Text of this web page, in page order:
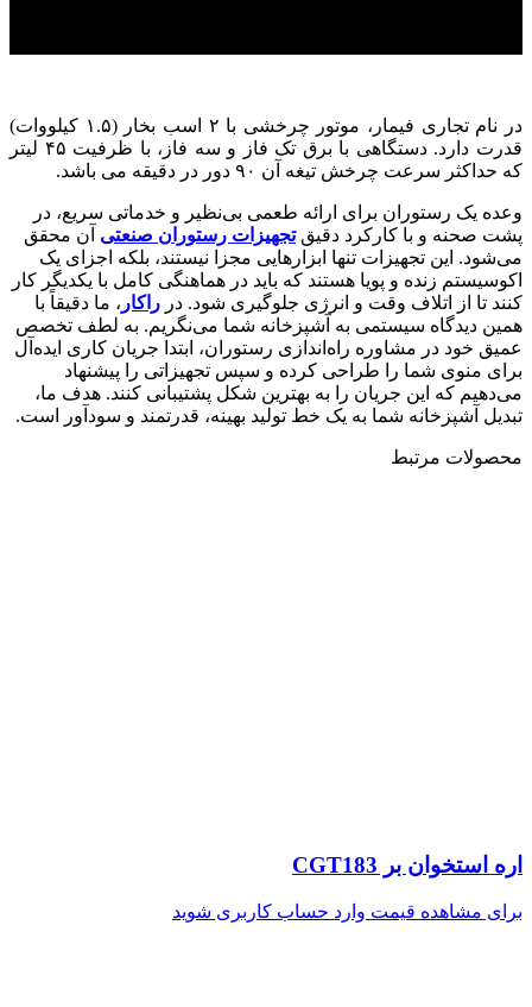
در نام تجاری فیمار، موتور چرخشی با ۲ اسب بخار (۱.۵ کیلووات)
قدرت دارد. دستگاهی با برق تک فاز و سه فاز، با ظرفیت ۴۵ لیتر
که حداکثر سرعت چرخش تیغه آن ۹۰ دور در دقیقه می باشد.
وعده یک رستوران برای ارائه طعمی بی‌نظیر و خدماتی سریع، در
پشت صحنه و با کارکرد دقیقتجهیزات رستوران صنعتی آن محقق
می‌شود. این تجهیزات تنها ابزارهایی مجزا نیستند، بلکه اجزای یک
اکوسیستم زنده و پویا هستند که باید در هماهنگی کامل با یکدیگر کار
کنند تا از اتلاف وقت و انرژی جلوگیری شود. در راکار ، ما دقیقاً با
همین دیدگاه سیستمی به آشپزخانه شما می‌نگریم. به لطف تخصص
عمیق خود در مشاوره راه‌اندازی رستوران، ابتدا جریان کاری ایده‌آل
برای منوی شما را طراحی کرده و سپس تجهیزاتی را پیشنهاد
می‌دهیم که این جریان را به بهترین شکل پشتیبانی کنند. هدف ما،
تبدیل آشپزخانه شما به یک خط تولید بهینه، قدرتمند و سودآور است.
محصولات مرتبط
اره استخوان بر CGT183
برای مشاهده قیمت وارد حساب کاربری شوید